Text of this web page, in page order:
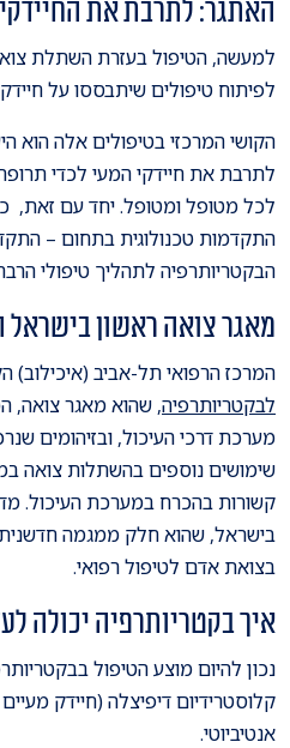
האתגר: לתרבת את
למעשה, הטיפול בעזרת השתלת
לפיתוח טיפולים שיתבססו על
הקושי המרכזי בטיפולים אלה הוא
לתרבת את חיידקי המעי לכדי
לכל מטופל ומטופל. יחד עם זאת,
התקדמות טכנולוגית בתחום –
הבקטריותרפיה לתהליך טיפולי
מאגר צואה ראשון בישראל
המרכז הרפואי תל-אביב (איכילוב)
לבקטריותרפיה, שהוא מאגר צואה,
מערכת דרכי העיכול, ובזיהומים
שימושים נוספים בהשתלות צואה
קשורות בהכרח במערכת העיכול.
בישראל, שהוא חלק ממגמה
בצואת אדם לטיפול רפואי.
איך בקטריותרפיה יכולה
נכון להיום מוצע הטיפול
קלוסטרידיום דיפיצלה (חיידק
אנטיביוטי.